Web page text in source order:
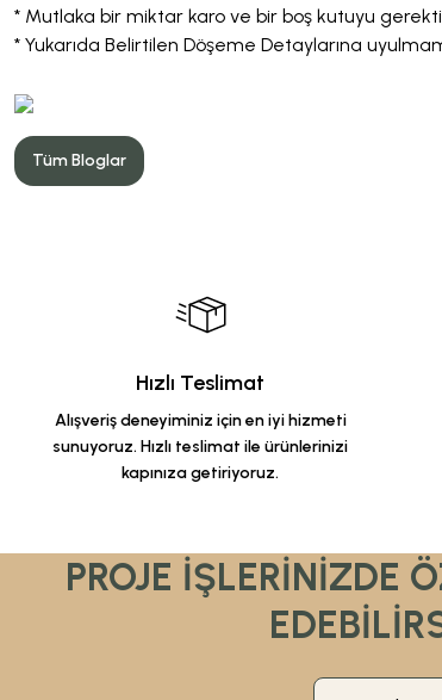
* Mutlaka bir miktar karo ve bir boş kutuyu
* Yukarıda Belirtilen Döşeme Detaylarına
Tüm Bloglar
Hızlı Teslimat
Alışveriş deneyiminiz için en iyi hizmeti
sunuyoruz. Hızlı teslimat ile ürünlerinizi
kapınıza getiriyoruz.
PROJE İŞLERİNİZDE
Duş Kanalları ve Sifonlar